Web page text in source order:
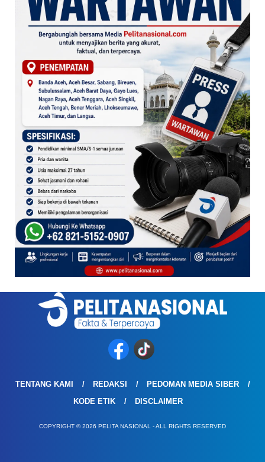
TENTANG KAMI REDAKSI
PEDOMAN MEDIA SIBER
KODE ETIK
DISCLAIMER
COPYRIGHT © 2026 PELITA NASIONAL - ALL RIGHTS RESERVED